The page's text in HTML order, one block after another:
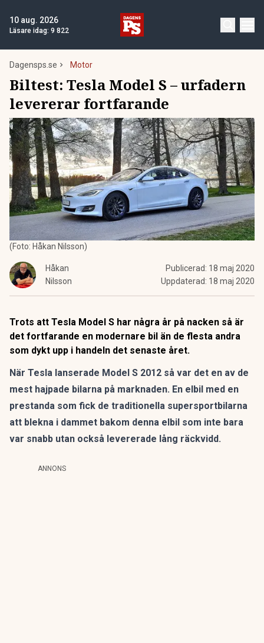
10 aug. 2026
Läsare idag: 9 822
Dagensps.se Motor
Biltest: Tesla Model S – urfadern
levererar fortfarande
(Foto: Håkan Nilsson)
Håkan
Nilsson
Publicerad: 18 maj 2020
Uppdaterad: 18 maj 2020
Trots att Tesla Model S har några år på nacken så är
det fortfarande en modernare bil än de flesta andra
som dykt upp i handeln det senaste året.
När Tesla lanserade Model S 2012 så var det en av de
mest hajpade bilarna på marknaden. En elbil med en
prestanda som fick de traditionella supersportbilarna
att blekna i dammet bakom denna elbil som inte bara
var snabb utan också levererade lång räckvidd.
ANNONS